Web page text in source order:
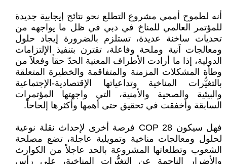
أنه لطموح أممي مشروع التطلع نحو نتائج إيجابية جديدة
للمؤتمر العالمي للمناخ في دبي في ظل ما يواجهه من
تحديات ساخنة عديدة، تستلزم بالضرورة إيجاد حلول
ومعالجات اَنية وملحة وفاعلة، تقترن بتنفيذ الإلتزامات
الدولية، إذا ما أرادت الأطراف المعنية الحدّ حقاً وفعلآ من
وطأة المشكلات المزمنة والمتفاقمة والخطيرة المتعلقة
بالتغيُّرات المناخية وتداعياتها الإقتصادية-الإجتماعية
والبيئية والصحية والأمنية، التي واجهتها المؤتمرات
السابقة وأخفقت في تحقيق حتى أهمها وأكثرها إلحاحاً.
فهل سيكون COP 28 فرصة أخرى لإحداث نقلة نوعية
لحلول ومعالجات مناخية وتمويلية عاجلة، تضع مصلحة
الشعوب وتطلعاتها المشروعة بالحد عاجلاً من الكوارث
والأضرار الناجمة عن التغيُّرات المناخية، على رأس